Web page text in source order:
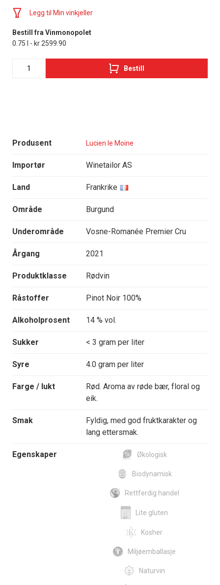
Produsent Lucien le Moine
Importør Winetailor AS
Land Frankrike
Område Burgund
Underområde Vosne-Romanée Premier Cru
Årgang 2021
Produktklasse Rødvin
Råstoffer Pinot Noir 100%
Alkoholprosent 14 % vol.
Sukker < 3 gram per liter
Syre 4.0 gram per liter
Farge / lukt
Rød. Aroma av røde bær, floral og
eik.
Smak
Fyldig, med god fruktkarakter og
lang ettersmak.
Egenskaper Økologisk
Biodynamisk
Rettferdig handel
Lite gluten
Kosher
Miljøemballasje
Naturvin
Legg til Min vinkjeller
Bestill fra Vinmonopolet
0.75 l - kr 2599.90
Bestill